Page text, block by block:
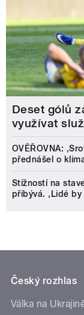
Deset gólů
využívat
OVĚŘOVNA:
přednášel o
Stížností na
přibývá. ‚Lidé
Český rozhlas
Válka na